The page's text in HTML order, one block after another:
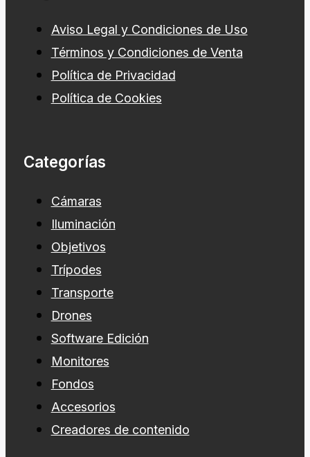
Aviso Legal y Condiciones de Uso
Términos y Condiciones de Venta
Política de Privacidad
Política de Cookies
Categorías
Cámaras
Iluminación
Objetivos
Trípodes
Transporte
Drones
Software Edición
Monitores
Fondos
Accesorios
Creadores de contenido